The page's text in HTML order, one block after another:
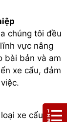
chúng tôi đều
vực nâng
bài bản và am
xe cẩu, đảm
xe cẩu, từ